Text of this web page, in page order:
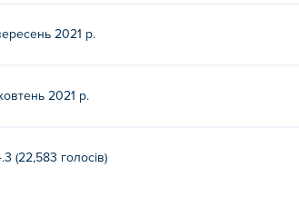
2021 р.
2021 р.
(22,583 голосів)